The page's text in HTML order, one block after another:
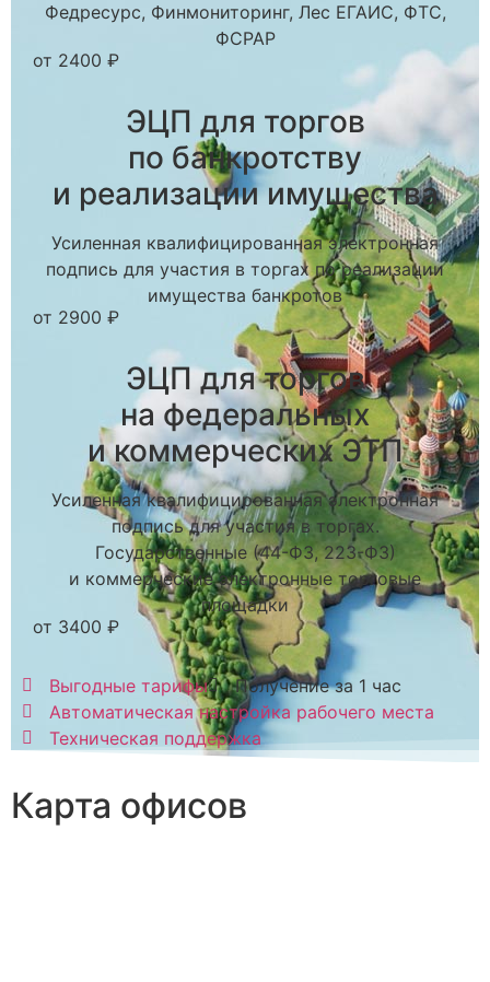
Федресурс, Финмониторинг, Лес ЕГАИС, ФТС,
ФСРАР
от 2400 ₽
ЭЦП для торгов
по банкротству
и реализации имущества
Усиленная квалифицированная электронная
подпись для участия в торгах по реализации
имущества банкротов
от 2900 ₽
ЭЦП для торгов
на федеральных
и коммерческих ЭТП
Усиленная квалифицированная электронная
подпись для участия в торгах.
Государственные (44-ФЗ, 223-ФЗ)
и коммерческие электронные торговые
площадки
от 3400 ₽
Выгодные тарифы
Получение за 1 час
Автоматическая настройка рабочего места
Техническая поддержка
Карта офисов